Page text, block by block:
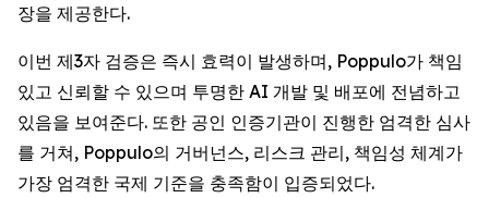
장을 제공한다.
이번 제3자 검증은 즉시 효력이 발생하며, Poppulo가 책임
있고 신뢰할 수 있으며 투명한 AI 개발 및 배포에 전념하고
있음을 보여준다. 또한 공인 인증기관이 진행한 엄격한 심사
를 거쳐, Poppulo의 거버넌스, 리스크 관리, 책임성 체계가
가장 엄격한 국제 기준을 충족함이 입증되었다.